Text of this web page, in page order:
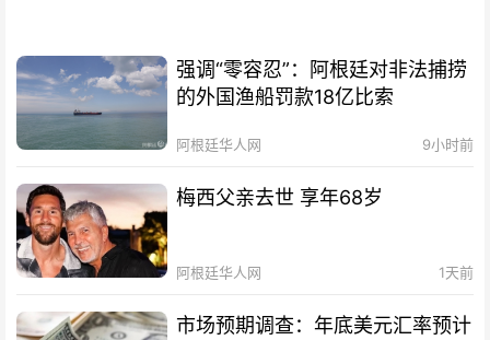
强调“零容忍”：阿根廷对非法捕捞
的外国渔船罚款18亿比索
阿根廷华人网 9小时前
梅西父亲去世 享年68岁
阿根廷华人网 1天前
市场预期调查：年底美元汇率预计